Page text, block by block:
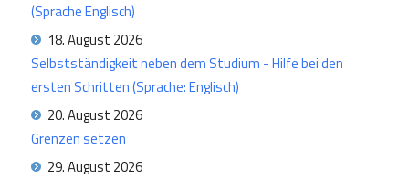
(Sprache Englisch)
18. August 2026
Selbstständigkeit neben dem Studium - Hilfe bei den
ersten Schritten (Sprache: Englisch)
20. August 2026
Grenzen setzen
29. August 2026